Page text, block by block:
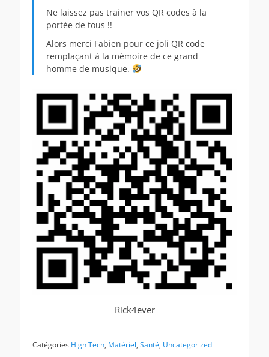
Ne laissez pas trainer vos QR codes à la
portée de tous !!
Alors merci Fabien pour ce joli QR code
remplaçant à la mémoire de ce grand
homme de musique.
Rick4ever
Catégories High Tech, Matériel, Santé, Uncategorized